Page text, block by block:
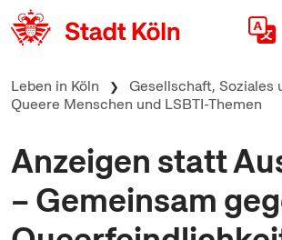
zum Inhalt springen
Leben in Köln
Gesellschaft, Soziales
Queere Menschen und LSBTI-Themen
Anzeigen statt
– Gemeinsam